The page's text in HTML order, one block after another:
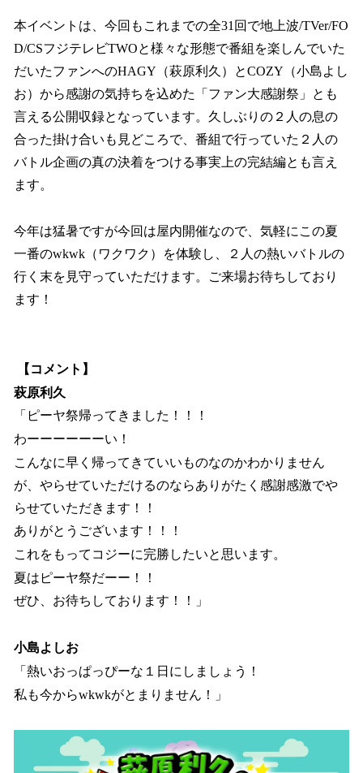
本イベントは、今回もこれまでの全31回で地上波/TVer/FO
D/CSフジテレビTWOと様々な形態で番組を楽しんでいた
だいたファンへのHAGY（萩原利久）とCOZY（小島よし
お）から感謝の気持ちを込めた「ファン大感謝祭」とも
言える公開収録となっています。久しぶりの２人の息の
合った掛け合いも見どころで、番組で行っていた２人の
バトル企画の真の決着をつける事実上の完結編とも言え
ます。
今年は猛暑ですが今回は屋内開催なので、気軽にこの夏
一番のwkwk（ワクワク）を体験し、２人の熱いバトルの
行く末を見守っていただけます。ご来場お待ちしており
ます！
【コメント】
萩原利久
「ピーヤ祭帰ってきました！！！
わーーーーーーい！
こんなに早く帰ってきていいものなのかわかりません
が、やらせていただけるのならありがたく感謝感激でや
らせていただきます！！
ありがとうございます！！！
これをもってコジーに完勝したいと思います。
夏はピーヤ祭だーー！！
ぜひ、お待ちしております！！」
小島よしお
「熱いおっぱっぴーな１日にしましょう！
私も今からwkwkがとまりません！」